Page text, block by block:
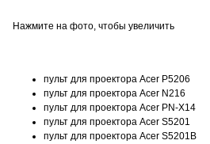
Нажмите на фото, чтобы увеличить
пульт для проектора Acer P5206
пульт для проектора Acer N216
пульт для проектора Acer PN-X14
пульт для проектора Acer S5201
пульт для проектора Acer S5201B